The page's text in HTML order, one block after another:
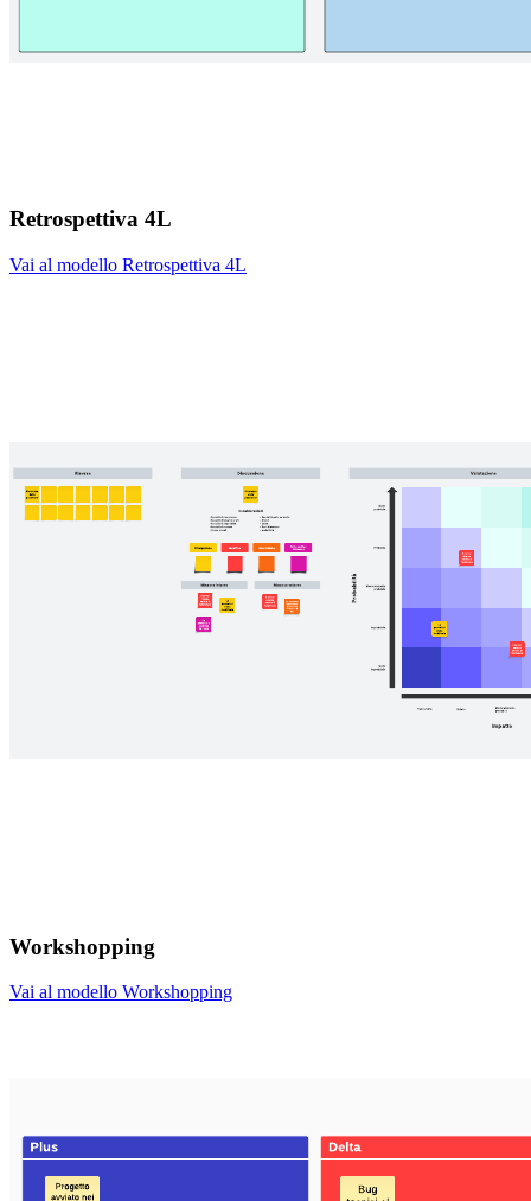
Retrospettiva 4L
Vai al modello Retrospettiva 4L
Workshopping
Vai al modello Workshopping